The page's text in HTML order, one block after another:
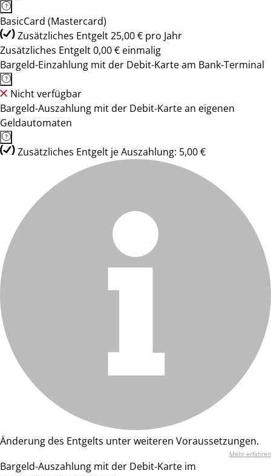
BasicCard (Mastercard)
Zusätzliches Entgelt 25,00 € pro Jahr
Zusätzliches Entgelt 0,00 € einmalig
Bargeld-Einzahlung mit der Debit-Karte am Bank-Terminal
Nicht verfügbar
Bargeld-Auszahlung mit der Debit-Karte an eigenen
Geldautomaten
Zusätzliches Entgelt je Auszahlung: 5,00 €
Änderung des Entgelts unter weiteren Voraussetzungen.
Mehr erfahren
Bargeld-Auszahlung mit der Debit-Karte im